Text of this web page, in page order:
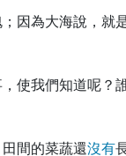
因為大海說，就
使我們知道呢？
間的菜蔬還沒有